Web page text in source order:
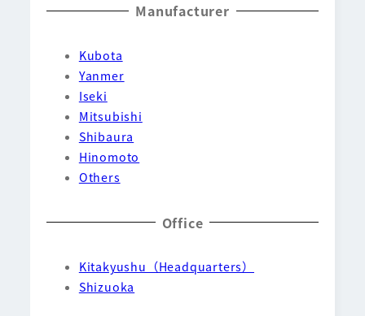
Manufacturer
Kubota
Yanmer
Iseki
Mitsubishi
Shibaura
Hinomoto
Others
Office
Kitakyushu（Headquarters）
Shizuoka